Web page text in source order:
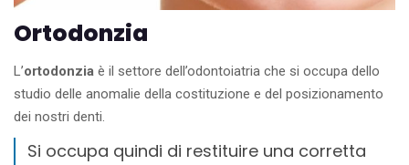
Ortodonzia
L’ortodonzia è il settore dell’odontoiatria che si occupa dello
studio delle anomalie della costituzione e del posizionamento
dei nostri denti.
Si occupa quindi di restituire una corretta